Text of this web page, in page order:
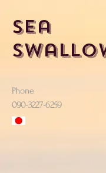
Sea
Phone
​090-3227-6259